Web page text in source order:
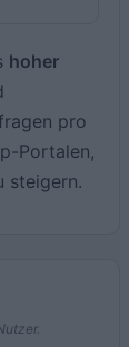
hoher
pro
Portalen,
steigern.